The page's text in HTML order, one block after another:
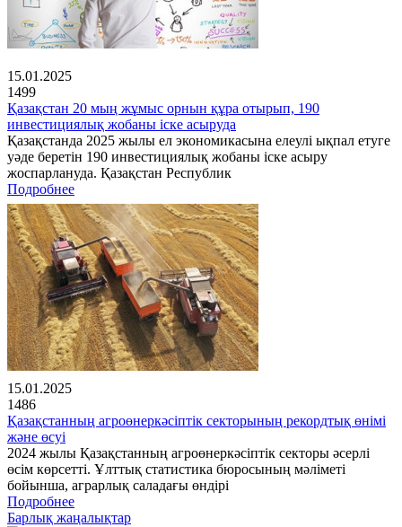
15.01.2025
1499
Қазақстан 20 мың жұмыс орнын құра отырып, 190
инвестициялық жобаны іске асыруда
Қазақстанда 2025 жылы ел экономикасына елеулі ықпал етуге
уәде беретін 190 инвестициялық жобаны іске асыру
жоспарлануда. Қазақстан Республик
Подробнее
15.01.2025
1486
Қазақстанның агроөнеркәсіптік секторының рекордтық өнімі
және өсуі
2024 жылы Қазақстанның агроөнеркәсіптік секторы әсерлі
өсім көрсетті. Ұлттық статистика бюросының мәліметі
бойынша, аграрлық саладағы өндірі
Подробнее
Барлық жаңалықтар